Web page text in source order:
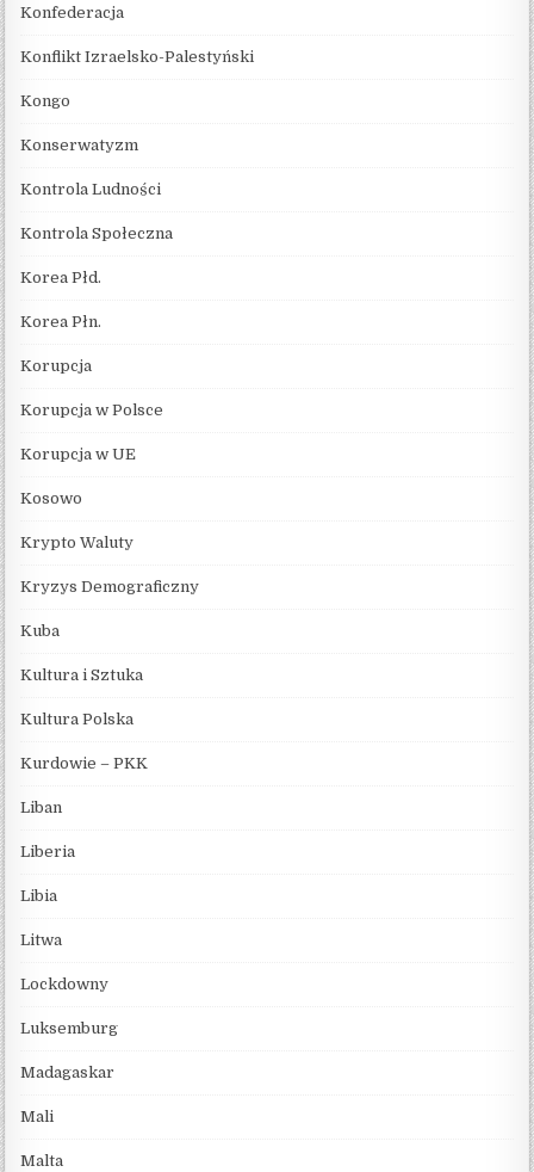
Konfederacja
Konflikt Izraelsko-Palestyński
Kongo
Konserwatyzm
Kontrola Ludności
Kontrola Społeczna
Korea Płd.
Korea Płn.
Korupcja
Korupcja w Polsce
Korupcja w UE
Kosowo
Krypto Waluty
Kryzys Demograficzny
Kuba
Kultura i Sztuka
Kultura Polska
Kurdowie – PKK
Liban
Liberia
Libia
Litwa
Lockdowny
Luksemburg
Madagaskar
Mali
Malta